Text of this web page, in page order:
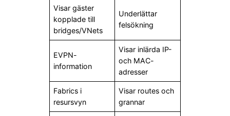
Visar gäster
kopplade till
bridges/VNets
Underlättar
felsökning
EVPN-
information
Visar inlärda IP-
och MAC-
adresser
Fabrics i
resursvyn
Visar routes och
grannar